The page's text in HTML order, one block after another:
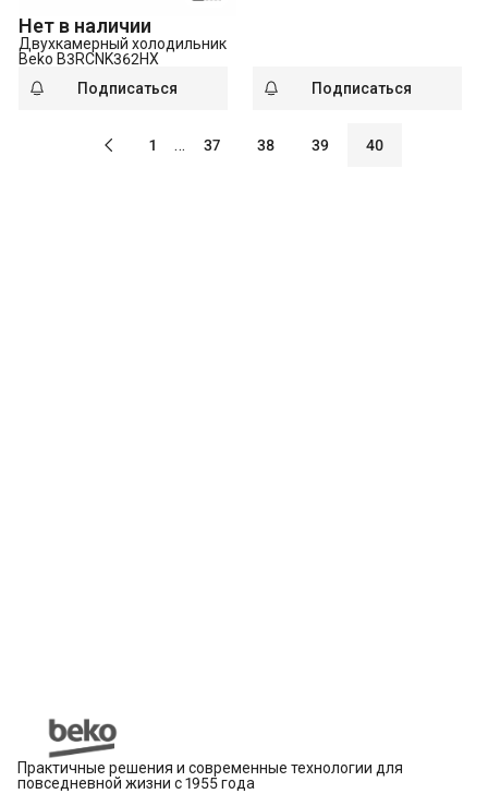
Нет в наличии
Двухкамерный холодильник
Beko B3RCNK362HX
Подписаться
Подписаться
1 … 37 38 39 40
Практичные решения и современные технологии для
повседневной жизни с 1955 года